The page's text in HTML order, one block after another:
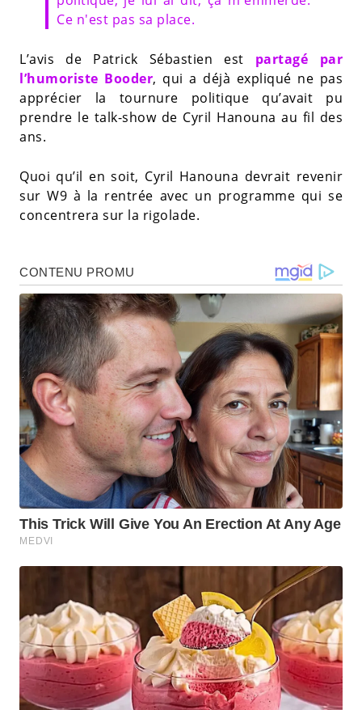
Ce n'est pas sa place.
L’avis de Patrick Sébastien est partagé par
l’humoriste Booder, qui a déjà expliqué ne pas
apprécier la tournure politique qu’avait pu
prendre le talk-show de Cyril Hanouna au fil des
ans.
Quoi qu’il en soit, Cyril Hanouna devrait revenir
sur W9 à la rentrée avec un programme qui se
concentrera sur la rigolade.